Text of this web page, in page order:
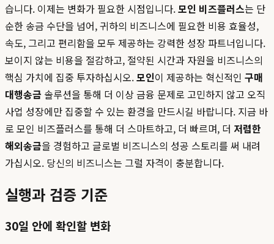
습니다. 이제는 변화가 필요한 시점입니다.모인 비즈플러스는 단
순한 송금 수단을 넘어, 귀하의 비즈니스에 필요한 비용 효율성,
속도, 그리고 편리함을 모두 제공하는 강력한 성장 파트너입니다.
보이지 않는 비용을 절감하고, 절약된 시간과 자원을 비즈니스의
핵심 가치에 집중 투자하십시오.모인이 제공하는 혁신적인 구매
대행송금 솔루션을 통해 더 이상 금융 문제로 고민하지 않고 오직
사업 성장에만 집중할 수 있는 환경을 만드시길 바랍니다. 지금 바
로 모인 비즈플러스를 통해 더 스마트하고, 더 빠르며, 더 저렴한
해외송금을 경험하고 글로벌 비즈니스의 성공 스토리를 써 내려
가십시오. 당신의 비즈니스는 그럴 자격이 충분합니다.
실행과 검증 기준
30일 안에 확인할 변화